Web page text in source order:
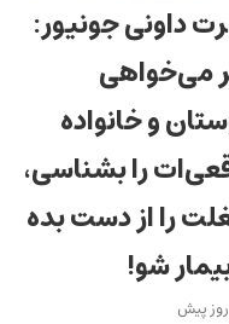
داونی جونیور:
می‌خواهی
و خانواده
را بشناسی،
را از دست بده
شو!